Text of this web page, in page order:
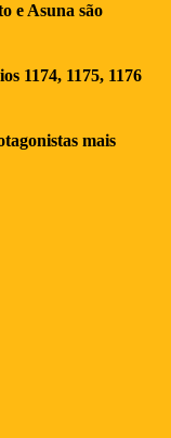
e Asuna são
1174, 1175, 1176
mais